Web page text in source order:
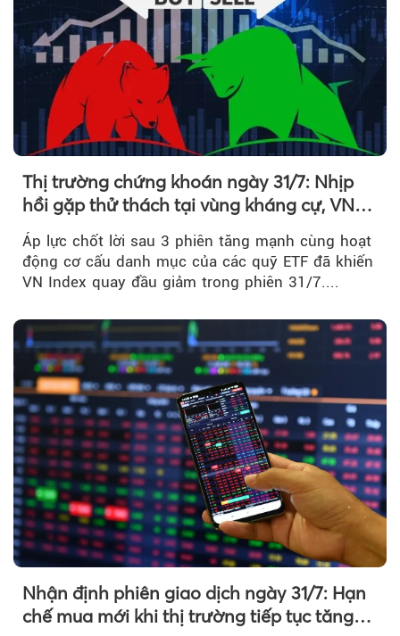
Thị trường chứng khoán ngày 31/7: Nhịp
hồi gặp thử thách tại vùng kháng cự, VN
Index giảm gần 9 điểm trong phiên cuối...
Áp lực chốt lời sau 3 phiên tăng mạnh cùng hoạt
động cơ cấu danh mục của các quỹ ETF đã khiến
VN Index quay đầu giảm trong phiên 31/7....
Nhận định phiên giao dịch ngày 31/7: Hạn
chế mua mới khi thị trường tiếp tục tăng